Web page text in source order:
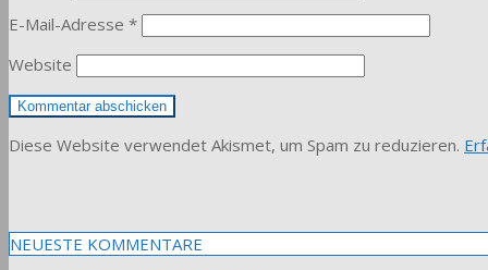
E-Mail-Adresse *
Website
Diese Website verwendet Akismet, um Spam zu reduzieren.
NEUESTE KOMMENTARE